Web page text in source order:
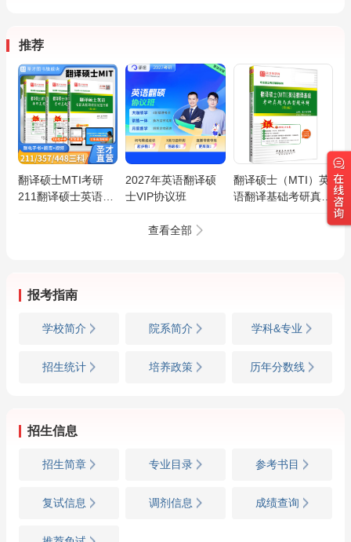
推荐
翻译硕士MTI考研
211翻译硕士英语
2027年英语翻译硕
士VIP协议班
翻译硕士（MTI）英
语翻译基础考研真题
查看全部
报考指南
学校简介 院系简介 学科&专业
招生统计 培养政策 历年分数线
招生信息
招生简章 专业目录 参考书目
复试信息 调剂信息 成绩查询